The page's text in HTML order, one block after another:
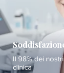
Il 98% dei
clinica